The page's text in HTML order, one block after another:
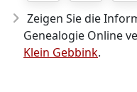
Zeigen Sie die
Genealogie Online
Klein Gebbink.